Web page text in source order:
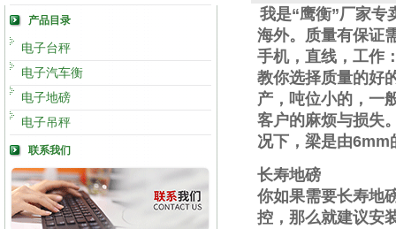
产品目录
电子台秤
电子汽车衡
电子地磅
电子吊秤
联系我们
我是“鹰衡”厂家专
海外。质量有保证
手机，直线 ，工作
教你选择质量的好
产，吨位小的，一
客户的麻烦与损失
况下，梁是由6mm
长寿地磅
你如果需要长寿地
控，那么就建议安